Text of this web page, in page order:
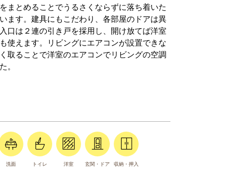
まとめることでうるさくならずに落ち着いた
ます。建具にもこだわり、各部屋のドアは異
口は２連の引き戸を採用し、開け放てば洋室
使えます。リビングにエアコンが設置できな
取ることで洋室のエアコンでリビングの空調
。
洗面 トイレ 洋室 玄関・ドア 収納・押入